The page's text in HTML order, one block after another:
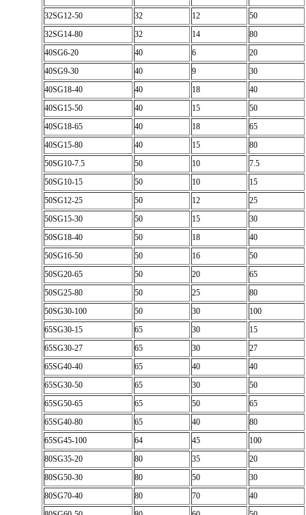
32SG12-50
32 12
50
32SG14-80
32 14
80
40SG6-20
40 6
20
40SG9-30
40 9
30
40SG18-40
40 18
40
40SG15-50
40 15
50
40SG18-65
40 18
65
40SG15-80
40 15
80
50SG10-7.5
50 10
7.5
50SG10-15
50 10
15
50SG12-25
50 12
25
50SG15-30
50 15
30
50SG18-40
50 18
40
50SG16-50
50 16
50
50SG20-65
50 20
65
50SG25-80
50 25
80
50SG30-100
50 30
100
65SG30-15
65 30
15
65SG30-27
65 30
27
65SG40-40
65 40
40
65SG30-50
65 30
50
65SG50-65
65 50
65
65SG40-80
65 40
80
65SG45-100
64 45
100
80SG35-20
80 35
20
80SG50-30
80 50
30
80SG70-40
80 70
40